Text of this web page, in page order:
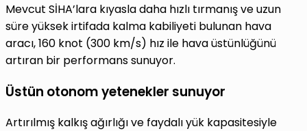
Mevcut SİHA’lara kıyasla daha hızlı tırmanış ve uzun
süre yüksek irtifada kalma kabiliyeti bulunan hava
aracı, 160 knot (300 km/s) hız ile hava üstünlüğünü
artıran bir performans sunuyor.
Üstün otonom yetenekler sunuyor
Artırılmış kalkış ağırlığı ve faydalı yük kapasitesiyle